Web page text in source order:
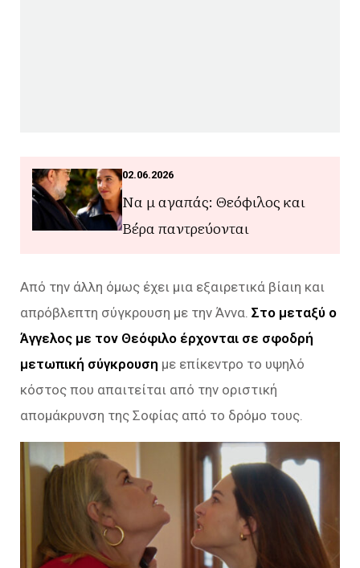
02.06.2026
Να μ αγαπάς: Θεόφιλος και
Βέρα παντρεύονται
Από την άλλη όμως έχει μια εξαιρετικά βίαιη και
απρόβλεπτη σύγκρουση με την Άννα. Στο μεταξύ ο
Άγγελος με τον Θεόφιλο έρχονται σε σφοδρή
μετωπική σύγκρουση με επίκεντρο το υψηλό
κόστος που απαιτείται από την οριστική
απομάκρυνση της Σοφίας από το δρόμο τους.